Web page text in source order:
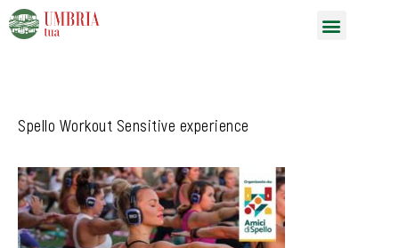
Vai
al
Spello Workout Sensitive experience